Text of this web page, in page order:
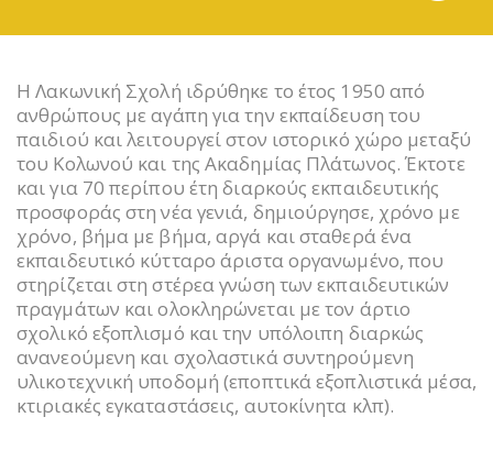
Η Λακωνική Σχολή ιδρύθηκε το έτος 1950 από
ανθρώπους με αγάπη για την εκπαίδευση του
παιδιού και λειτουργεί στον ιστορικό χώρο μεταξύ
του Κολωνού και της Ακαδημίας Πλάτωνος. Έκτοτε
και για 70 περίπου έτη διαρκούς εκπαιδευτικής
προσφοράς στη νέα γενιά, δημιούργησε, χρόνο με
χρόνο, βήμα με βήμα, αργά και σταθερά ένα
εκπαιδευτικό κύτταρο άριστα οργανωμένο, που
στηρίζεται στη στέρεα γνώση των εκπαιδευτικών
πραγμάτων και ολοκληρώνεται με τον άρτιο
σχολικό εξοπλισμό και την υπόλοιπη διαρκώς
ανανεούμενη και σχολαστικά συντηρούμενη
υλικοτεχνική υποδομή (εποπτικά εξοπλιστικά μέσα,
κτιριακές εγκαταστάσεις, αυτοκίνητα κλπ).